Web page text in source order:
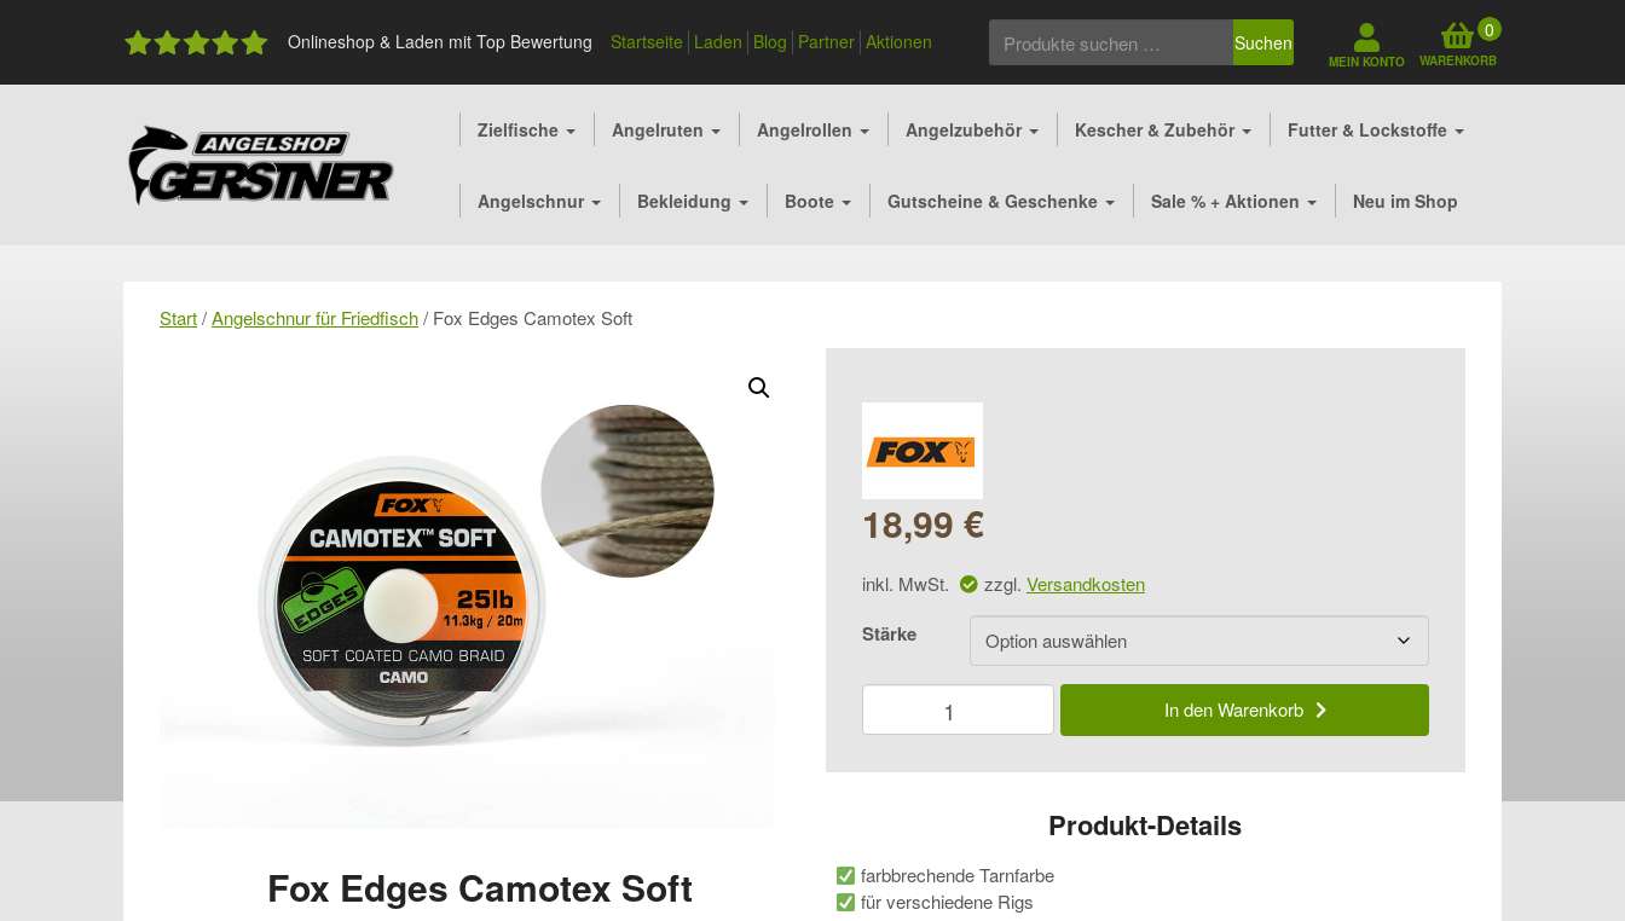
Onlineshop & Laden mit Top Bewertung Startseite Laden Blog Partner Aktionen
nach:
Suchen
MEIN KONTO
0
WARENKORB
Zielfische Angelruten Angelrollen Angelzubehör Kescher & Zubehör Futter & Lockstoffe
Angelschnur Bekleidung Boote Gutscheine & Geschenke Sale % + Aktionen Neu im Shop
Start/Angelschnur für Friedfisch/ Fox Edges Camotex Soft
Fox Edges Camotex Soft
18,99 €
inkl. MwSt. zzgl. Versandkosten
Stärke
Fox
Camotex
Soft
In den Warenkorb
Produkt-Details
farbbrechende Tarnfarbe
für verschiedene Rigs